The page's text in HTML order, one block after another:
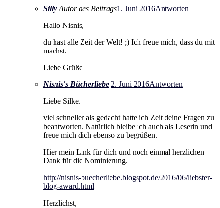
Silly Autor des Beitrags1. Juni 2016Antworten
Hallo Nisnis,
du hast alle Zeit der Welt! ;) Ich freue mich, dass du mit
machst.
Liebe Grüße
Nisnis's Bücherliebe 2. Juni 2016Antworten
Liebe Silke,
viel schneller als gedacht hatte ich Zeit deine Fragen zu
beantworten. Natürlich bleibe ich auch als Leserin und
freue mich dich ebenso zu begrüßen.
Hier mein Link für dich und noch einmal herzlichen
Dank für die Nominierung.
http://nisnis-buecherliebe.blogspot.de/2016/06/liebster-
blog-award.html
Herzlichst,